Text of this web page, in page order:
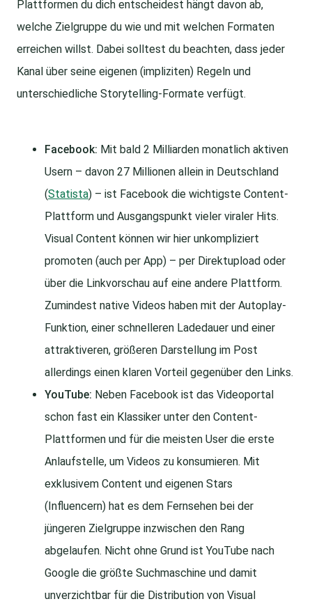
Plattformen du dich entscheidest hängt davon ab,
welche Zielgruppe du wie und mit welchen Formaten
erreichen willst. Dabei solltest du beachten, dass jeder
Kanal über seine eigenen (impliziten) Regeln und
unterschiedliche Storytelling-Formate verfügt.
Facebook: Mit bald 2 Milliarden monatlich aktiven
Usern – davon 27 Millionen allein in Deutschland
(Statista) – ist Facebook die wichtigste Content-
Plattform und Ausgangspunkt vieler viraler Hits.
Visual Content können wir hier unkompliziert
promoten (auch per App) – per Direktupload oder
über die Linkvorschau auf eine andere Plattform.
Zumindest native Videos haben mit der Autoplay-
Funktion, einer schnelleren Ladedauer und einer
attraktiveren, größeren Darstellung im Post
allerdings einen klaren Vorteil gegenüber den Links.
YouTube: Neben Facebook ist das Videoportal
schon fast ein Klassiker unter den Content-
Plattformen und für die meisten User die erste
Anlaufstelle, um Videos zu konsumieren. Mit
exklusivem Content und eigenen Stars
(Influencern) hat es dem Fernsehen bei der
jüngeren Zielgruppe inzwischen den Rang
abgelaufen. Nicht ohne Grund ist YouTube nach
Google die größte Suchmaschine und damit
unverzichtbar für die Distribution von Visual